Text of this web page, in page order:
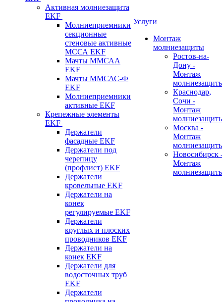
Активная молниезащита
EKF
Молниеприемники
секционные
стеновые активные
МССА EKF
Мачты ММСАА
EKF
Мачты ММСАС-Ф
EKF
Молниеприемники
активные EKF
Крепежные элементы
EKF
Держатели
фасадные EKF
Держатели под
черепицу
(профлист) EKF
Держатели
кровельные EKF
Держатели на
конек
регулируемые EKF
Держатели
круглых и плоских
проводников EKF
Держатели на
конек EKF
Держатели для
водосточных труб
EKF
Держатели
Услуги
Монтаж
молниезащиты
Ростов-на-
Дону -
Монтаж
Краснодар,
Сочи -
Монтаж
Москва -
Монтаж
Новосибирск
Монтаж